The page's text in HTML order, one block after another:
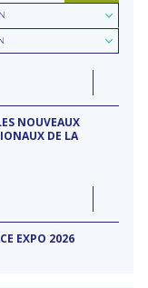
NOUVEAUX
DE LA
EXPO 2026